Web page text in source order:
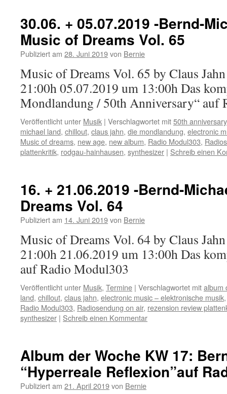
30.06. + 05.07.2019 -Bernd-
Music of Dreams Vol. 65
Publiziert am 28. Juni 2019von Bernie
Music of Dreams Vol. 65 by Claus
21:00h 05.07.2019 um 13:00h Das
Mondlandung / 50th Anniversary“ auf
Veröffentlicht unter Musik | Verschlagwortet mit50th anniversary
michael land, chillout, claus jahn, die mondlandung, electronic
Music of dreams, new age, new album, Radio Modul303,
plattenkritik, rodgau-hainhausen, synthesizer | Schreib einen
16. + 21.06.2019 -Bernd-
Dreams Vol. 64
Publiziert am 14. Juni 2019von Bernie
Music of Dreams Vol. 64 by Claus
21:00h 21.06.2019 um 13:00h Das
auf Radio Modul303
Veröffentlicht unter Musik, Termine | Verschlagwortet mitalbum
land, chillout, claus jahn, electronic music – elektronische musik
Radio Modul303, Radiosendung on air, rezension review
synthesizer | Schreib einen Kommentar
Album der Woche KW 17:
“Hyperreale Reflexion”auf
Publiziert am 21. April 2019von Bernie